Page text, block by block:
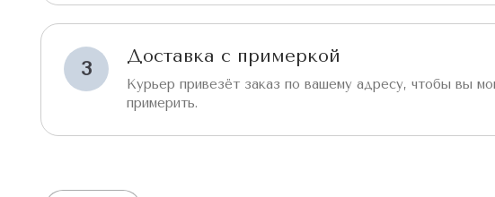
3
Доставка с примеркой
Курьер привезёт заказ по вашему адресу, чтобы вы
примерить.